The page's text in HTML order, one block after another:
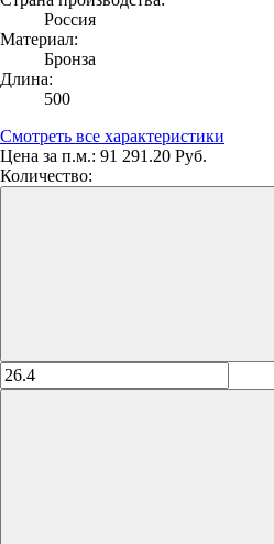
Россия
Материал:
Бронза
Длина:
500
Смотреть все характеристики
Цена за п.м.: 91 291.20 Руб.
Количество: